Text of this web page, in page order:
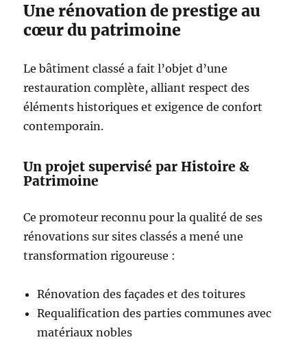
Une rénovation de prestige au
cœur du patrimoine
Le bâtiment classé a fait l’objet d’une
restauration complète, alliant respect des
éléments historiques et exigence de confort
contemporain.
Un projet supervisé par Histoire &
Patrimoine
Ce promoteur reconnu pour la qualité de ses
rénovations sur sites classés a mené une
transformation rigoureuse :
Rénovation des façades et des toitures
Requalification des parties communes avec
matériaux nobles